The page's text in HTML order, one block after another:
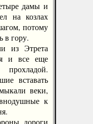
дамы и
на козлах
потому
в гору.
Этрета
и все еще
вставать
веки,
к
дороги